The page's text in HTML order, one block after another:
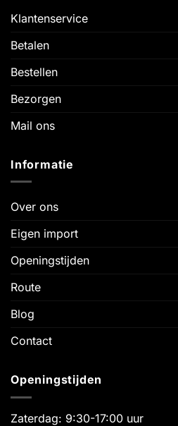
Klantenservice
Betalen
Bestellen
Bezorgen
Mail ons
Informatie
Over ons
Eigen import
Openingstijden
Route
Blog
Contact
Openingstijden
Zaterdag: 9:30-17:00 uur